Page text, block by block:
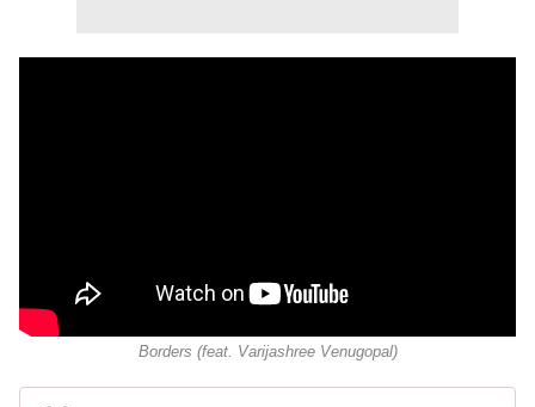
Borders (feat. Varijashree Venugopal)